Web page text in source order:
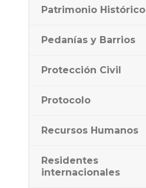
Patrimonio Histórico
Pedanías y Barrios
Protección Civil
Protocolo
Recursos Humanos
Residentes
internacionales